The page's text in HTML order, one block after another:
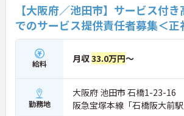
【大阪府／池田市】サービス付
でのサービス提供責任者募集＜正
給料 月収33.0万円～
勤務地
大阪府 池田市 石橋1-23-16
阪急宝塚本線「石橋阪大前